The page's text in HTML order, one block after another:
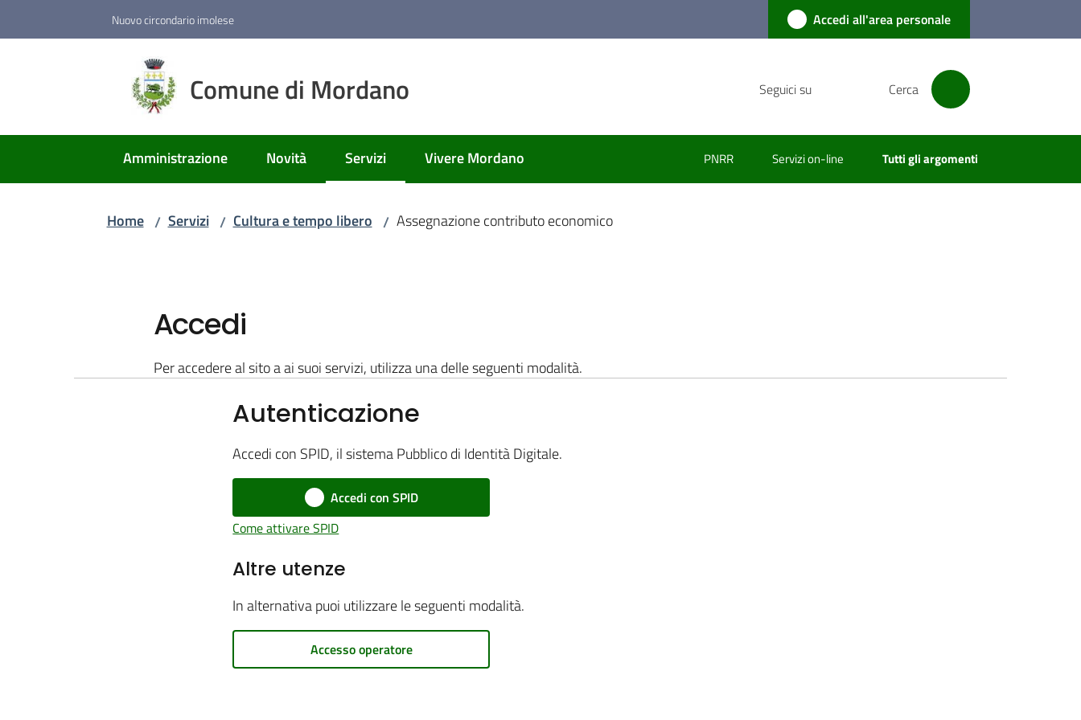
Nuovo circondario imolese Accedi all'area personale
Comune di Mordano Seguici su Cerca
Amministrazione Novità Servizi
Menu selezionatoVivere Mordano PNRR Servizi on-line Tutti gli argomenti
Home / Servizi / Cultura e tempo libero / Assegnazione contributo economico
Accedi
Per accedere al sito a ai suoi servizi, utilizza una delle seguenti modalità.
Autenticazione
Accedi con SPID, il sistema Pubblico di Identità Digitale.
Accedi con SPID
Come attivare SPID
Altre utenze
In alternativa puoi utilizzare le seguenti modalità.
Accesso operatore